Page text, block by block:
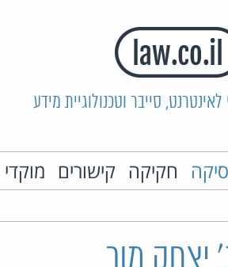
סייבר וטכנולוגיית מידע
חקיקה קישורים